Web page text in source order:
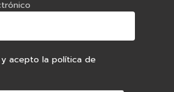
acepto la política de